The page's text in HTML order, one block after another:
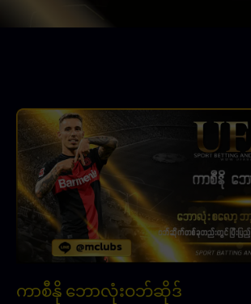
ကာစီနို ဘောလုံးဝဘ်ဆိုဒ်